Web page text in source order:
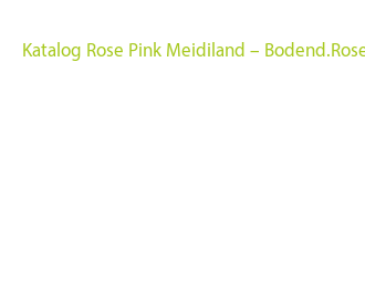
Katalog Rose Pink Meidiland –